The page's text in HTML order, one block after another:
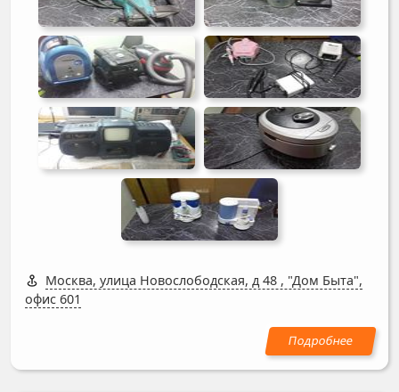
Москва, улица Новослободская, д 48 , "Дом Быта",
офис 601